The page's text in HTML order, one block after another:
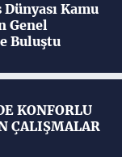
Kamu
Genel
Buluştu
KONFORLU
ÇALIŞMALAR